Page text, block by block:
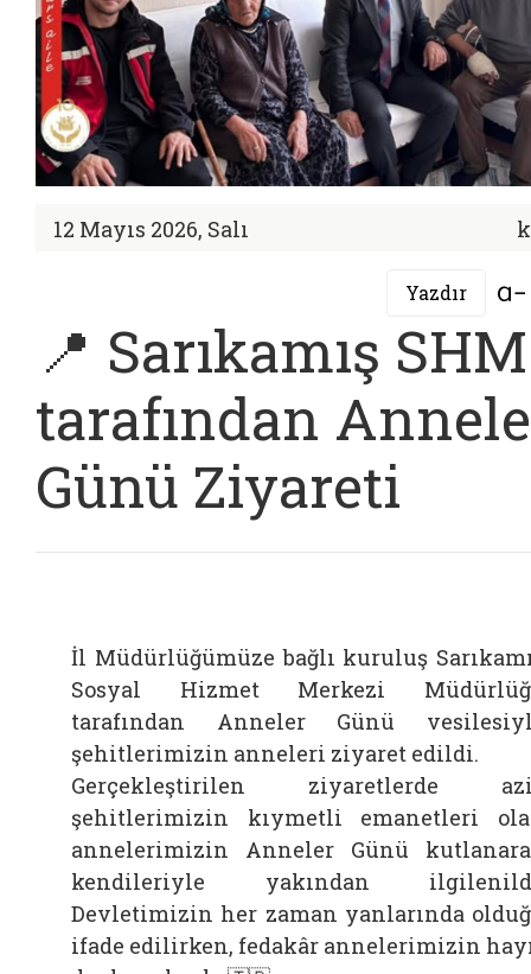
12 Mayıs 2026, Salı
Yazdır
📍 Sarıkamış SHM
tarafından
Günü Ziyareti
İl Müdürlüğümüze bağlı kuruluş
Sosyal Hizmet Merkezi
tarafından Anneler Günü
şehitlerimizin anneleri ziyaret edildi.
Gerçekleştirilen ziyaretlerde
şehitlerimizin kıymetli emanetleri
annelerimizin Anneler Günü
kendileriyle yakından
Devletimizin her zaman yanlarında
ifade edilirken, fedakâr annelerimizin